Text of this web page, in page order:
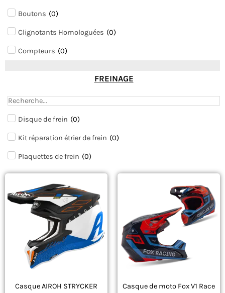
Boutons (0)
Clignotants Homologuées (0)
Compteurs (0)
FREINAGE
Disque de frein (0)
Kit réparation étrier de frein (0)
Plaquettes de frein (0)
Casque AIROH STRYCKER
prix
initial
était :
399,90 €.
actuel
est :
239,90 €.
produit
a
plusieurs
variations.
Les
être
Casque de moto Fox V1 Race
prix
initial
était :
229,90 €.
prix
actuel
est :
209,90 €.
produit
plusieurs
Les
options
être